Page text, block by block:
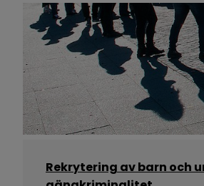
Rekrytering av barn och